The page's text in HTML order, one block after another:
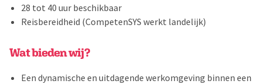
28 tot 40 uur beschikbaar
Reisbereidheid (CompetenSYS werkt landelijk)
Wat bieden wij?
Een dynamische en uitdagende werkomgeving binnen een